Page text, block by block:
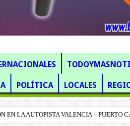
POLÍTICA LOCALES
EN LA AUTOPISTA VALENCIA – PUERTO
a un niño con una cédula falsa